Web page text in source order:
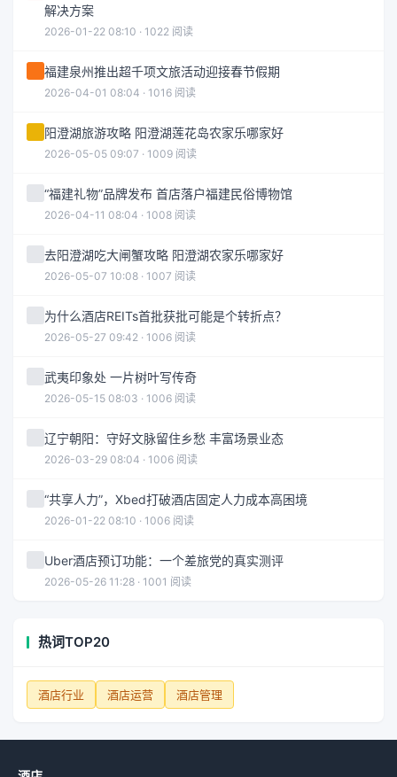
解决方案
2026-01-22 08:10 · 1022 阅读
福建泉州推出超千项文旅活动迎接春节假期
2026-04-01 08:04 · 1016 阅读
阳澄湖旅游攻略 阳澄湖莲花岛农家乐哪家好
2026-05-05 09:07 · 1009 阅读
“福建礼物”品牌发布 首店落户福建民俗博物馆
2026-04-11 08:04 · 1008 阅读
去阳澄湖吃大闸蟹攻略 阳澄湖农家乐哪家好
2026-05-07 10:08 · 1007 阅读
为什么酒店REITs首批获批可能是个转折点？
2026-05-27 09:42 · 1006 阅读
武夷印象处 一片树叶写传奇
2026-05-15 08:03 · 1006 阅读
辽宁朝阳：守好文脉留住乡愁 丰富场景业态
2026-03-29 08:04 · 1006 阅读
“共享人力”，Xbed打破酒店固定人力成本高困境
2026-01-22 08:10 · 1006 阅读
Uber酒店预订功能：一个差旅党的真实测评
2026-05-26 11:28 · 1001 阅读
热词TOP20
酒店行业 酒店运营 酒店管理